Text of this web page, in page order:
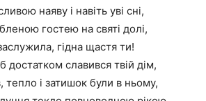
наяву і навіть уві сні,
гостею на святі долі,
гідна щастя ти!
славився твій дім,
і затишок були в ньому,